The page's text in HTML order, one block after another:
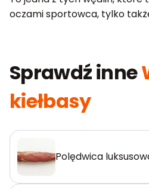
oczami sportowca, tylko
Sprawdź inne
kiełbasy
Polędwica